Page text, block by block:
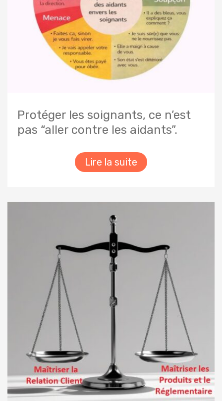
Protéger les soignants, ce n’est
pas “aller contre les aidants”.
Lire la suite